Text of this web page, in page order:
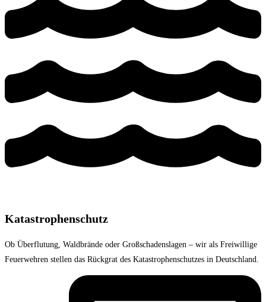
Katastrophenschutz
Ob Überflutung, Waldbrände oder Großschadenslagen – wir als Freiwillige
Feuerwehren stellen das Rückgrat des Katastrophenschutzes in Deutschland.